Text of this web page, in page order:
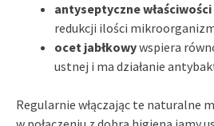
antyseptyczne właściwości
redukcji ilości
ocet jabłkowywspiera
ustnej i ma działanie
Regularnie włączając te naturalne